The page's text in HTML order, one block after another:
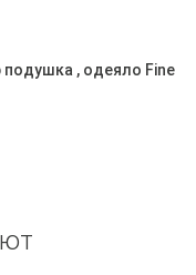
подушка , одеяло Fine